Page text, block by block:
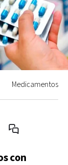
Medicamentos
con